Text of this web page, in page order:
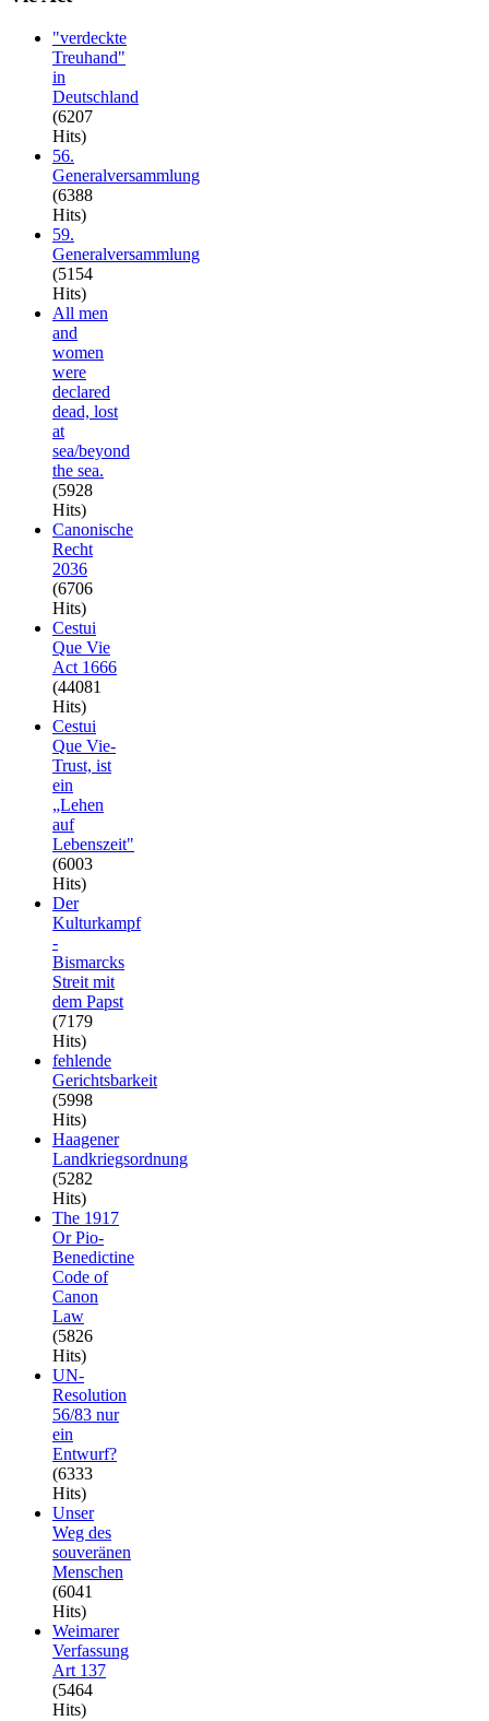
"verdeckte
Treuhand"
in
Deutschland
(6207
Hits)
56.
Generalversammlung
(6388
Hits)
59.
Generalversammlung
(5154
Hits)
All men
and
women
were
declared
dead, lost
at
sea/beyond
the sea.
(5928
Hits)
Canonische
Recht
2036
(6706
Hits)
Cestui
Que Vie
Act 1666
(44081
Hits)
Cestui
Que Vie-
Trust, ist
ein
„Lehen
auf
Lebenszeit"
(6003
Hits)
Der
Kulturkampf
-
Bismarcks
Streit mit
dem Papst
(7179
Hits)
fehlende
Gerichtsbarkeit
(5998
Hits)
Haagener
Landkriegsordnung
(5282
Hits)
The 1917
Or Pio-
Benedictine
Code of
Canon
Law
(5826
Hits)
UN-
Resolution
56/83 nur
ein
Entwurf?
(6333
Hits)
Unser
Weg des
souveränen
Menschen
(6041
Hits)
Weimarer
Verfassung
Art 137
(5464
Hits)